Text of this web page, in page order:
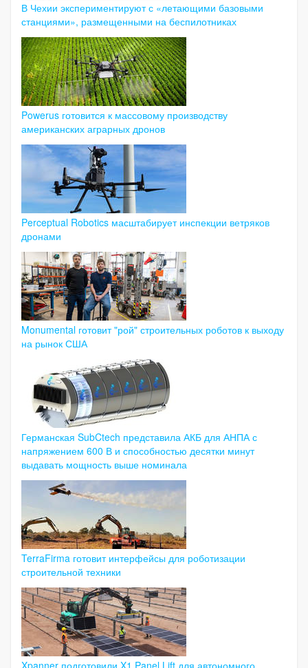
В Чехии экспериментируют с «летающими базовыми
станциями», размещенными на беспилотниках
Powerus готовится к массовому производству
американских аграрных дронов
Perceptual Robotics масштабирует инспекции ветряков
дронами
Monumental готовит "рой" строительных роботов к выходу
на рынок США
Германская SubCtech представила АКБ для АНПА с
напряжением 600 В и способностью десятки минут
выдавать мощность выше номинала
TerraFirma готовит интерфейсы для роботизации
строительной техники